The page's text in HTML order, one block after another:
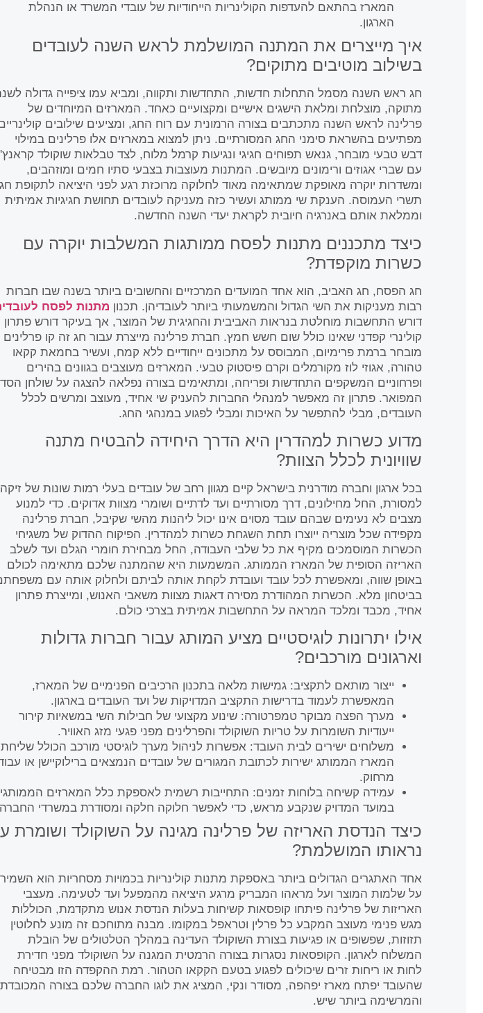
המארז בהתאם להעדפות הקולינריות הייחודיות של עובדי המשרד או הנהלת
הארגון.
איך מייצרים את המתנה המושלמת לראש השנה לעובדים
בשילוב מוטיבים מתוקים?
חג ראש השנה מסמל התחלות חדשות, התחדשות ותקווה, ומביא עמו ציפייה גדולה
מתוקה, מוצלחת ומלאת הישגים אישיים ומקצועיים כאחד. המארזים המיוחדים של
פרלינה לראש השנה מתכתבים בצורה הרמונית עם רוח החג, ומציעים שילובים
מפתיעים בהשראת סימני החג המסורתיים. ניתן למצוא במארזים אלו פרלינים במילוי
דבש טבעי מובחר, גנאש תפוחים חגיגי ונגיעות קרמל מלוח, לצד טבלאות שוקולד קראנץ'
עם שברי אגוזים ורימונים מיובשים. המתנות מעוצבות בצבעי סתיו חמים ומוזהבים,
ומשדרות יוקרה מאופקת שמתאימה מאוד לחלוקה מרוכזת רגע לפני היציאה לתקופת
תשרי העמוסה. הענקת שי ממותג ועשיר כזה מעניקה לעובדים תחושת חגיגיות אמיתית
וממלאת אותם באנרגיה חיובית לקראת יעדי השנה החדשה.
כיצד מתכננים מתנות לפסח ממותגות המשלבות יוקרה עם
כשרות מוקפדת?
חג הפסח, חג האביב, הוא אחד המועדים המרכזיים והחשובים ביותר בשנה שבו חברות
רבות מעניקות את השי הגדול והמשמעותי ביותר לעובדיהן. תכנון מתנות לפסח
דורש התחשבות מוחלטת בנראות האביבית והחגיגית של המוצר, אך בעיקר דורש פתרון
קולינרי קפדני שאינו כולל שום חשש חמץ. חברת פרלינה מייצרת עבור חג זה קו פרלינים
מובחר ברמת פרימיום, המבוסס על מתכונים ייחודיים ללא קמח, ועשיר בחמאת קקאו
טהורה, אגוזי לוז מקורמלים וקרם פיסטוק טבעי. המארזים מעוצבים בגוונים בהירים
ופרחוניים המשקפים התחדשות ופריחה, ומתאימים בצורה נפלאה להצגה על שולחן
המפואר. פתרון זה מאפשר למנהלי החברות להעניק שי אחיד, מעוצב ומרשים לכלל
העובדים, מבלי להתפשר על האיכות ומבלי לפגוע במנהגי החג.
מדוע כשרות למהדרין היא הדרך היחידה להבטיח מתנה
שוויונית לכלל הצוות?
בכל ארגון וחברה מודרנית בישראל קיים מגוון רחב של עובדים בעלי רמות שונות של זיקה
למסורת, החל מחילונים, דרך מסורתיים ועד לדתיים ושומרי מצוות אדוקים. כדי למנוע
מצבים לא נעימים שבהם עובד מסוים אינו יכול ליהנות מהשי שקיבל, חברת פרלינה
מקפידה שכל מוצריה ייוצרו תחת השגחת כשרות למהדרין. הפיקוח ההדוק של משגיחי
הכשרות המוסמכים מקיף את כל שלבי העבודה, החל מבחירת חומרי הגלם ועד לשלב
האריזה הסופית של המארז הממותג. המשמעות היא שהמתנה שלכם מתאימה לכולם
באופן שווה, ומאפשרת לכל עובד ועובדת לקחת אותה לביתם ולחלוק אותה עם
בביטחון מלא. הכשרות המהודרת מסירה דאגות מצוות משאבי האנוש, ומייצרת פתרון
אחיד, מכבד ומלכד המראה על התחשבות אמיתית בצרכי כולם.
אילו יתרונות לוגיסטיים מציע המותג עבור חברות גדולות
וארגונים מורכבים?
ייצור מותאם לתקציב: גמישות מלאה בתכנון הרכיבים הפנימיים של המארז,
המאפשרת לעמוד בדרישות התקציב המדויקות של ועד העובדים בארגון.
מערך הפצה מבוקר טמפרטורה: שינוע מקצועי של חבילות השי במשאיות קירור
ייעודיות השומרות על טריות השוקולד והפרלינים מפני פגעי מזג האוויר.
משלוחים ישירים לבית העובד: אפשרות לניהול מערך לוגיסטי מורכב הכולל שליחת
המארז הממותג ישירות לכתובת המגורים של עובדים הנמצאים ברילוקיישן או
מרחוק.
עמידה קשיחה בלוחות זמנים: התחייבות רשמית לאספקת כלל המארזים
במועד המדויק שנקבע מראש, כדי לאפשר חלוקה חלקה ומסודרת במשרדי
כיצד הנדסת האריזה של פרלינה מגינה על השוקולד ושומרת
נראותו המושלמת?
אחד האתגרים הגדולים ביותר באספקת מתנות קולינריות בכמויות מסחריות הוא
על שלמות המוצר ועל מראהו המבריק מרגע היציאה מהמפעל ועד לטעימה. מעצבי
האריזות של פרלינה פיתחו קופסאות קשיחות בעלות הנדסת אנוש מתקדמת, הכוללות
מגש פנימי מעוצב המקבע כל פרלין וטראפל במקומו. מבנה מתוחכם זה מונע לחלוטין
תזוזות, שפשופים או פגיעות בצורת השוקולד העדינה במהלך הטלטולים של הובלת
המשלוח לארגון. הקופסאות נסגרות בצורה הרמטית המגנה על השוקולד מפני חדירת
לחות או ריחות זרים שיכולים לפגוע בטעם הקקאו הטהור. רמת ההקפדה הזו מבטיחה
שהעובד יפתח מארז יפהפה, מסודר ונקי, המציג את לוגו החברה שלכם בצורה המכובדת
והמרשימה ביותר שיש.